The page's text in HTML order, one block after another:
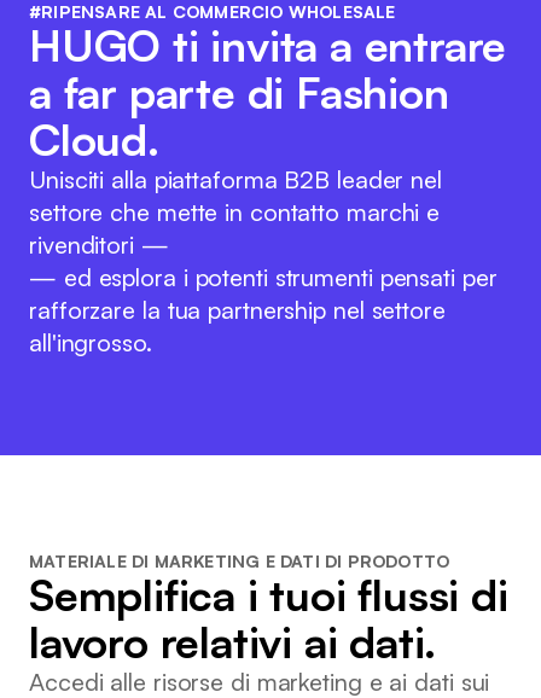
#RIPENSARE AL COMMERCIO WHOLESALE
HUGO ti invita a entrare
a far parte di Fashion
Cloud.
Unisciti alla piattaforma B2B leader nel
settore che mette in contatto marchi e
rivenditori —
— ed esplora i potenti strumenti pensati per
rafforzare la tua partnership nel settore
all'ingrosso.
MATERIALE DI MARKETING E DATI DI PRODOTTO
Semplifica i tuoi flussi di
lavoro relativi ai dati.
Accedi alle risorse di marketing e ai dati sui